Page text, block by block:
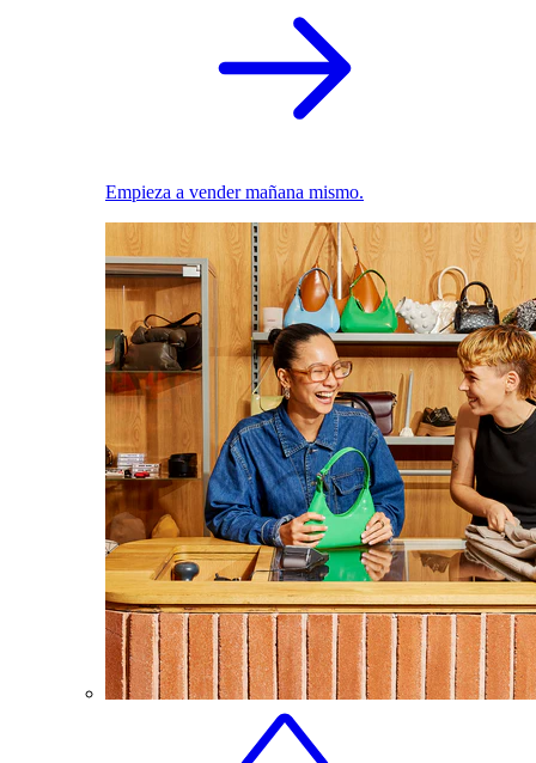
Empieza a vender mañana mismo.